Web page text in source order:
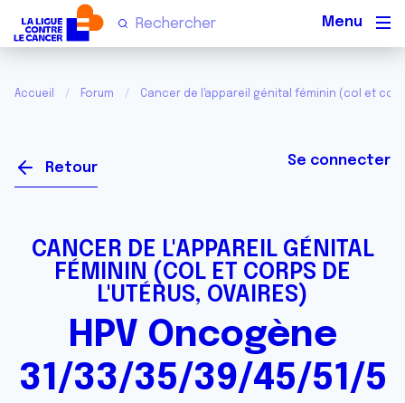
Accueil Forum Cancer de l'appareil génital féminin (col et
Retour Se connecter
CANCER DE L'APPAREIL GÉNITAL
FÉMININ (COL ET CORPS DE
L'UTÉRUS, OVAIRES)
HPV Oncogène
31/33/35/39/45/51/5